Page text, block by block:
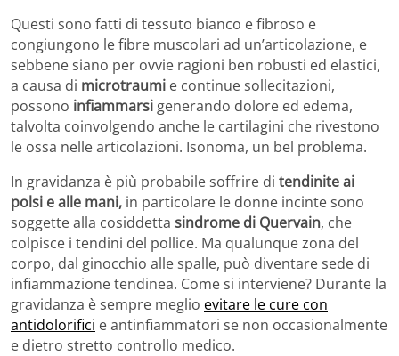
Questi sono fatti di tessuto bianco e fibroso e
congiungono le fibre muscolari ad un’articolazione, e
sebbene siano per ovvie ragioni ben robusti ed elastici,
a causa di microtraumi e continue sollecitazioni,
possono infiammarsi generando dolore ed edema,
talvolta coinvolgendo anche le cartilagini che rivestono
le ossa nelle articolazioni. Isonoma, un bel problema.
In gravidanza è più probabile soffrire di tendinite ai
polsi e alle mani, in particolare le donne incinte sono
soggette alla cosiddetta sindrome di Quervain, che
colpisce i tendini del pollice. Ma qualunque zona del
corpo, dal ginocchio alle spalle, può diventare sede di
infiammazione tendinea. Come si interviene? Durante la
gravidanza è sempre meglio evitare le cure con
antidolorifici e antinfiammatori se non occasionalmente
e dietro stretto controllo medico.